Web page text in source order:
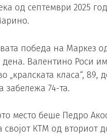
од септември 2025
победа на Маркез
дена. Валентино Роси
„кралската класа“, 89,
забележа 74-та.
место беше Педро
својот КТМ од вториот